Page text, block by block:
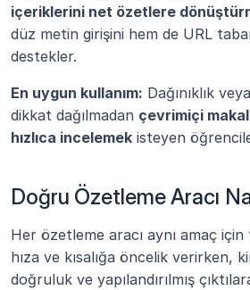
içeriklerini net özetlere
düz metin girişini hem de URL
destekler.
En uygun kullanım: Dağınıklık
dikkat dağılmadan çevrimiçi
hızlıca incelemek isteyen
Doğru Özetleme Aracı
Her özetleme aracı aynı amaç
hıza ve kısalığa öncelik verirken,
doğruluk ve yapılandırılmış